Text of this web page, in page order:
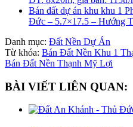
Bán đất dự án khu khu 1
Đức – 5.7×17.5 – Hướng
Danh mục: Đất Nền Dự Án
Từ khóa: Bán Đất Nền Khu 1
Bán Đất Nền Thạnh Mỹ Lợi
BÀI VIẾT LIÊN QUAN: